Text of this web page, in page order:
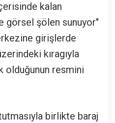
kalan
görsel şölen sunuyor"
girişlerde
kıragıyla
olduğunun resmini
birlikte baraj